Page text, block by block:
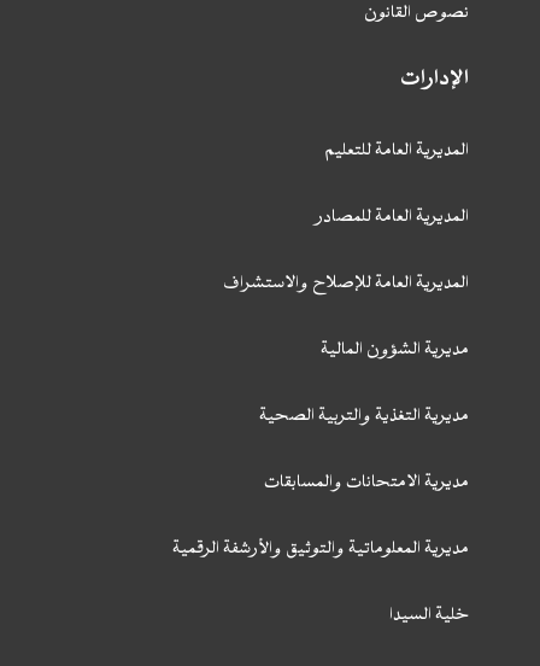
نصوص القانون
الإدارات
المديرية العامة للتعليم
المديرية العامة للمصادر
المديرية العامة للإصلاح والاستشراف
مديرية الشؤون المالية
مديرية التغذية والتربية الصحية
مديرية الامتحانات والمسابقات
مديرية المعلوماتية والتوثيق والأرشفة الرقمية
خلية السيدا